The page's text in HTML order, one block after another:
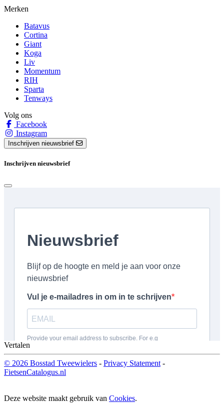
Merken
Batavus
Cortina
Giant
Koga
Liv
Momentum
RIH
Sparta
Tenways
Volg ons
Facebook
Instagram
Inschrijven nieuwsbrief
Inschrijven nieuwsbrief
Vertalen
© 2026 Bosstad Tweewielers - Privacy Statement -
FietsenCatalogus.nl
Deze website maakt gebruik van Cookies.